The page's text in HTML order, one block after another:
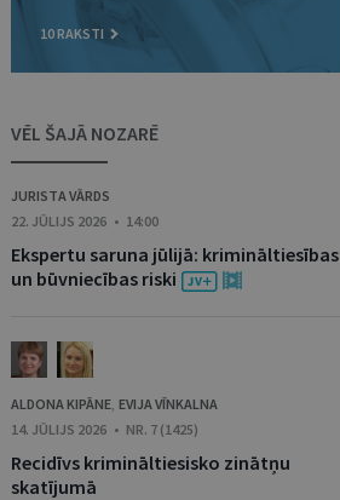
10 RAKSTI
VĒL ŠAJĀ NOZARĒ
JURISTA VĀRDS
22. JŪLIJS 2026 • 14:00
Ekspertu saruna jūlijā: krimināltiesības
un būvniecības riski
ALDONA KIPĀNE, EVIJA VĪNKALNA
14. JŪLIJS 2026 • NR. 7 (1425)
Recidīvs krimināltiesisko zinātņu
skatījumā